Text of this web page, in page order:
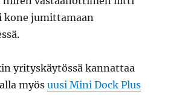
kone jumittamaan
yrityskäytössä kannattaa
myösuusi Mini Dock Plus